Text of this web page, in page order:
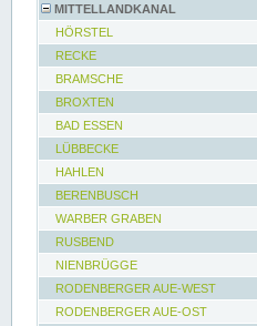
MITTELLANDKANAL
HÖRSTEL
RECKE
BRAMSCHE
BROXTEN
BAD ESSEN
LÜBBECKE
HAHLEN
BERENBUSCH
WARBER GRABEN
RUSBEND
NIENBRÜGGE
RODENBERGER AUE-WEST
RODENBERGER AUE-OST